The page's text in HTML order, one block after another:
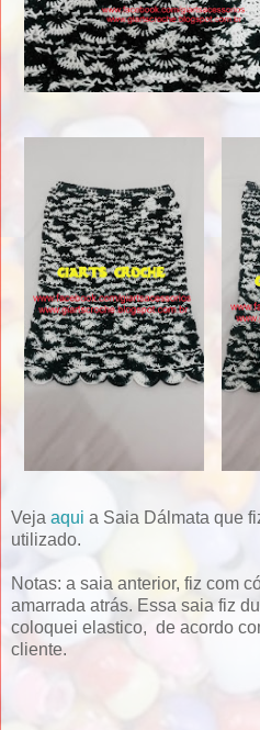
Veja aqui a Saia Dálmata que
utilizado.
Notas: a saia anterior, fiz com
amarrada atrás. Essa saia fiz
coloquei elastico, de acordo
cliente.